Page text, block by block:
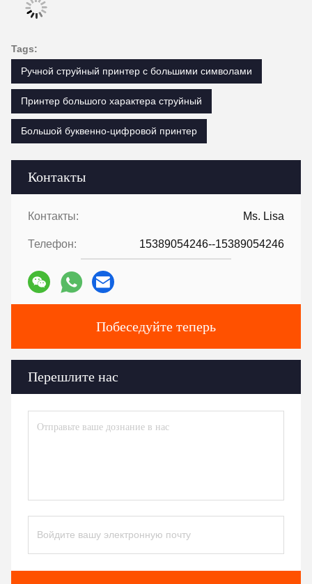
Контакты
Контакты: Ms. Lisa
Телефон: 15389054246--15389054246
Побеседуйте теперь
Перешлите нас
Tags:
Ручной струйный принтер с большими символами
Принтер большого характера струйный
Большой буквенно-цифровой принтер